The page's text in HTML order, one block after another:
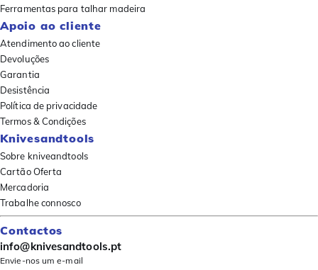
Ferramentas para talhar madeira
Apoio ao cliente
Atendimento ao cliente
Devoluções
Garantia
Desistência
Política de privacidade
Termos & Condições
Knivesandtools
Sobre kniveandtools
Cartão Oferta
Mercadoria
Trabalhe connosco
Contactos
info@knivesandtools.pt
Envie-nos um e-mail